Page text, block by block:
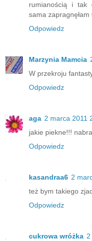
rumianością i tak
sama zapragnęłam
Odpowiedz
Marzynia Mamcia
W przekroju
Odpowiedz
aga 2 marca 2011
jakie piekne!!!
Odpowiedz
kasandraa6 2
też bym takiego
Odpowiedz
cukrowa wróżka